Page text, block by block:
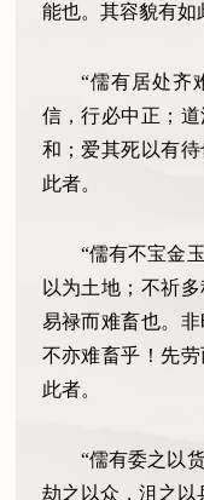
能也。其容貌有如
“儒有居处齐
信，行必中正；
和；爱其死以有
此者。
“儒有不宝金
以为土地；不祈
易禄而难畜也。
不亦难畜乎！先
此者。
“儒有委之以
劫之以众，沮之以